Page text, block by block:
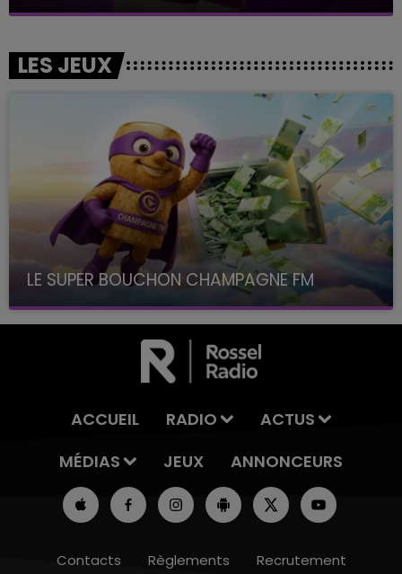
LES JEUX
LE SUPER BOUCHON CHAMPAGNE FM
avec La Famille Champagne FM, à 8H10
ACCUEIL RADIO
ACTUS
MÉDIAS
JEUX ANNONCEURS
Contacts Règlements Recrutement